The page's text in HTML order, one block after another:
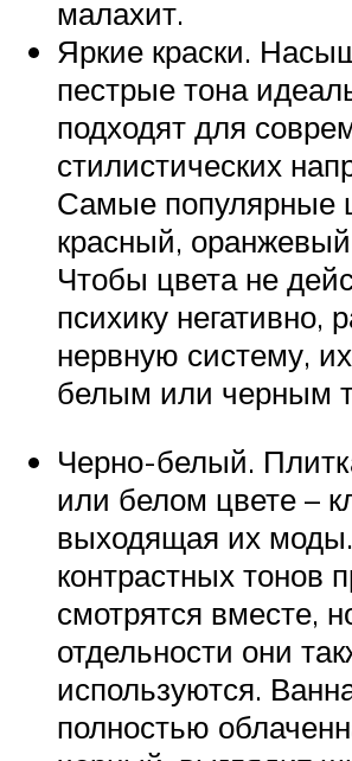
малахит.
Яркие краски.
пестрые тона
подходят для
стилистических
Самые популярные
красный,
Чтобы цвета не
психику негативно,
нервную систему,
белым или черным
Черно-белый.
или белом цвете –
выходящая их
контрастных тонов
смотрятся вместе,
отдельности они
используются.
полностью